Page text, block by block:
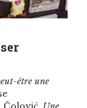
être une